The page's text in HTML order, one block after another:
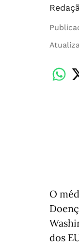
O
dos